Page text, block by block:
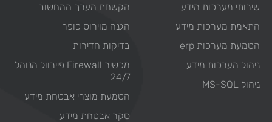
שירותי מערכות מידע
התאמת מערכות מידע
הטמעת מערכות erp
ניהול מערכות מידע
ניהול MS-SQL
הקשחת מערך המחשוב
הגנה מוירוס כופר
בדיקות חדירות
מכשיר Firewall פיירוול מנוהל
24/7
הטמעת מוצרי אבטחת מידע
סקר אבטחת מידע